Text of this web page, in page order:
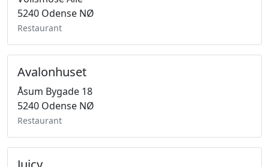
5240 Odense NØ
Restaurant
Avalonhuset
Åsum Bygade 18
5240 Odense NØ
Restaurant